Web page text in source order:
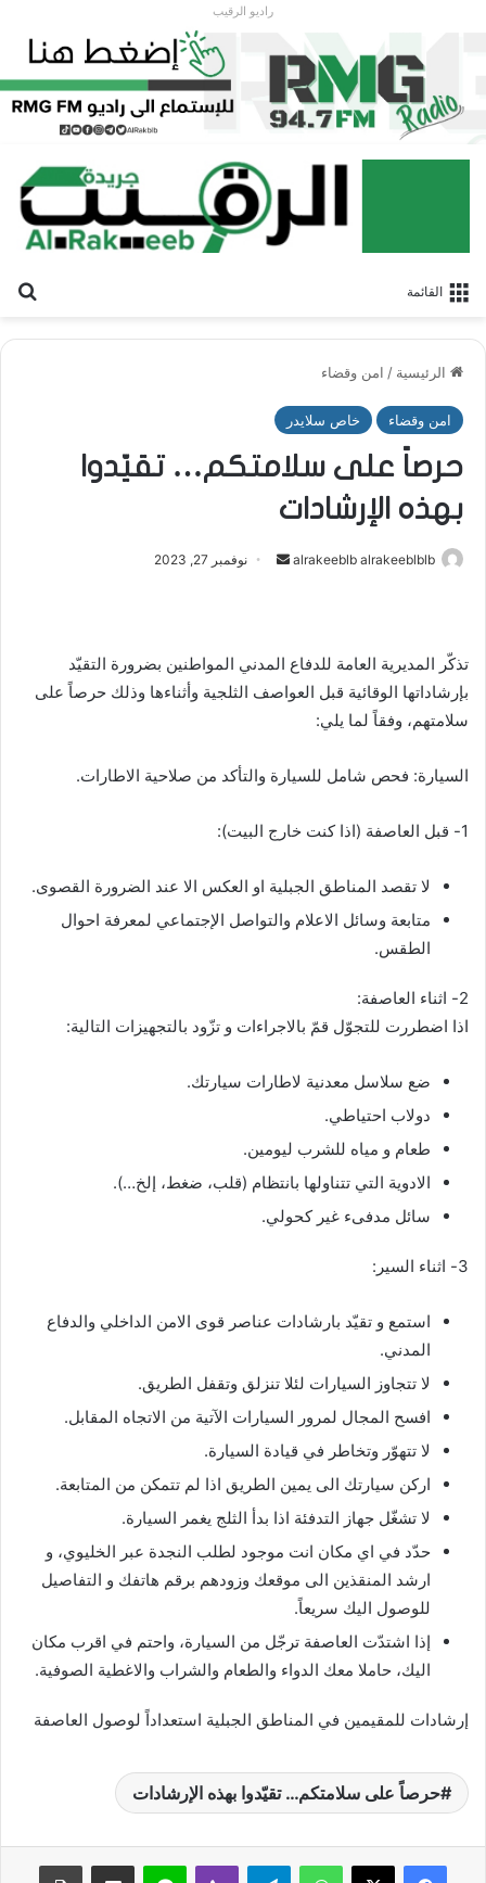
راديو الرقيب
القائمة
الرئيسية / امن وقضاء
امن وقضاء خاص سلايدر
حرصاً على سلامتكم… تقيّدوا
بهذه الإرشادات
alrakeeblb alrakeeblblb
أرسل نوفمبر 27, 2023
تذكّر المديرية العامة للدفاع المدني المواطنين بضرورة التقيّد
بإرشاداتها الوقائية قبل العواصف الثلجية وأثناءها وذلك حرصاً على
سلامتهم، وفقاً لما يلي:
السيارة: فحص شامل للسيارة والتأكد من صلاحية الاطارات.
1- قبل العاصفة (اذا كنت خارج البيت):
لا تقصد المناطق الجبلية او العكس الا عند الضرورة القصوى.
متابعة وسائل الاعلام والتواصل الإجتماعي لمعرفة احوال
الطقس.
2- اثناء العاصفة:
اذا اضطررت للتجوّل قمّ بالاجراءات و تزّود بالتجهيزات التالية:
ضع سلاسل معدنية لاطارات سيارتك.
دولاب احتياطي.
طعام و مياه للشرب ليومين.
الادوية التي تتناولها بانتظام (قلب، ضغط، إلخ…).
سائل مدفىء غير كحولي.
3- اثناء السير:
استمع و تقيّد بارشادات عناصر قوى الامن الداخلي والدفاع
المدني.
لا تتجاوز السيارات لئلا تنزلق وتقفل الطريق.
افسح المجال لمرور السيارات الآتية من الاتجاه المقابل.
لا تتهوّر وتخاطر في قيادة السيارة.
اركن سيارتك الى يمين الطريق اذا لم تتمكن من المتابعة.
لا تشغّل جهاز التدفئة اذا بدأ الثلج يغمر السيارة.
حدّد في اي مكان انت موجود لطلب النجدة عبر الخليوي، و
ارشد المنقذين الى موقعك وزودهم برقم هاتفك و التفاصيل
للوصول اليك سريعاً.
إذا اشتدّت العاصفة ترجّل من السيارة، واحتم في اقرب مكان
اليك، حاملا معك الدواء والطعام والشراب والاغطية الصوفية.
إرشادات للمقيمين في المناطق الجبلية استعداداً لوصول العاصفة
حرصاً على سلامتكم… تقيّدوا بهذه الإرشادات
واتساب تيلقرام ڤايبر لاين مشاركة عبر البريد طباعة